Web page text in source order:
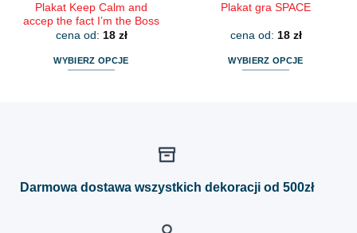
Plakat Keep Calm and
accep the fact I’m the Boss
cena od: 18 zł
WYBIERZ OPCJE
Plakat gra SPACE
cena od: 18 zł
WYBIERZ OPCJE
Darmowa dostawa wszystkich dekoracji od 500zł